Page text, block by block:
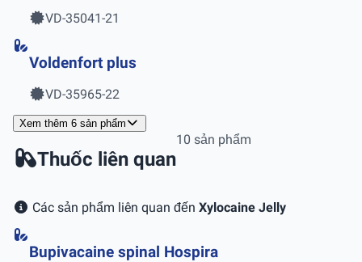
VD-35041-21
Voldenfort plus
VD-35965-22
Xem thêm 6 sản phẩm
Thuốc liên quan
10 sản phẩm
Các sản phẩm liên quan đến Xylocaine Jelly
Bupivacaine spinal Hospira